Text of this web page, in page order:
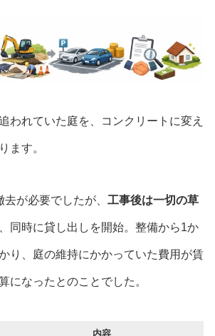
われていた庭を、コンクリートに変え
ます。
が必要でしたが、 工事後は一切の草
同時に貸し出しを開始。整備から1か
り、庭の維持にかかっていた費用が賃
になったとのことでした。
内容